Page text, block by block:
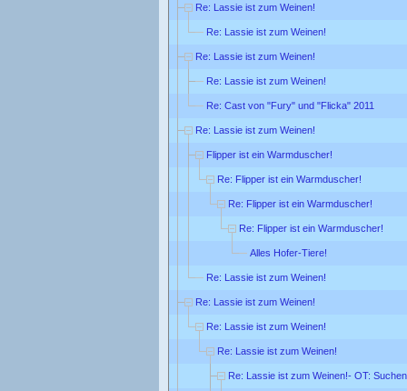
Re: Lassie ist zum Weinen!
Re: Lassie ist zum Weinen!
Re: Lassie ist zum Weinen!
Re: Lassie ist zum Weinen!
Re: Cast von "Fury" und "Flicka" 2011
Re: Lassie ist zum Weinen!
Flipper ist ein Warmduscher!
Re: Flipper ist ein Warmduscher!
Re: Flipper ist ein Warmduscher!
Re: Flipper ist ein Warmduscher!
Alles Hofer-Tiere!
Re: Lassie ist zum Weinen!
Re: Lassie ist zum Weinen!
Re: Lassie ist zum Weinen!
Re: Lassie ist zum Weinen!
Re: Lassie ist zum Weinen!- OT: Suchen